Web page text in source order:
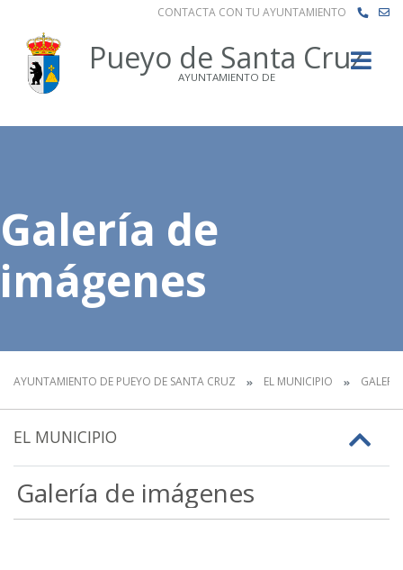
CONTACTA CON TU AYUNTAMIENTO
Pueyo de Santa Cruz
AYUNTAMIENTO DE
Galería de
imágenes
AYUNTAMIENTO DE PUEYO DE SANTA CRUZ EL MUNICIPIO
EL MUNICIPIO
Galería de imágenes